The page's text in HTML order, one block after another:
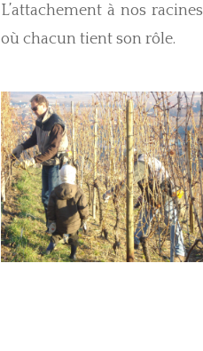
L’attachement à nos
où chacun tient son rôle.